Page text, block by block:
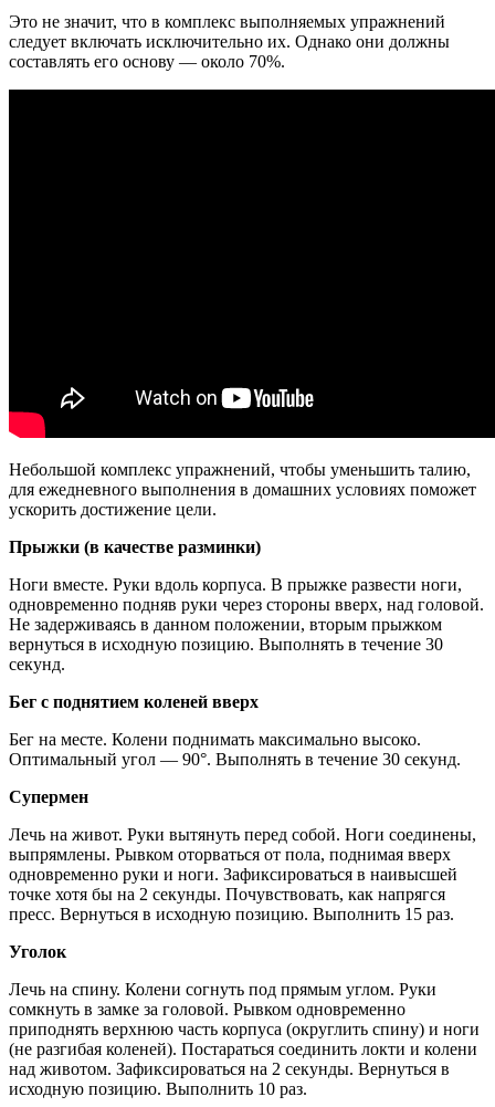
Это не значит, что в комплекс выполняемых упражнений
следует включать исключительно их. Однако они должны
составлять его основу — около 70%.
Небольшой комплекс упражнений, чтобы уменьшить талию,
для ежедневного выполнения в домашних условиях поможет
ускорить достижение цели.
Прыжки (в качестве разминки)
Ноги вместе. Руки вдоль корпуса. В прыжке развести ноги,
одновременно подняв руки через стороны вверх, над головой.
Не задерживаясь в данном положении, вторым прыжком
вернуться в исходную позицию. Выполнять в течение 30
секунд.
Бег с поднятием коленей вверх
Бег на месте. Колени поднимать максимально высоко.
Оптимальный угол — 90°. Выполнять в течение 30 секунд.
Супермен
Лечь на живот. Руки вытянуть перед собой. Ноги соединены,
выпрямлены. Рывком оторваться от пола, поднимая вверх
одновременно руки и ноги. Зафиксироваться в наивысшей
точке хотя бы на 2 секунды. Почувствовать, как напрягся
пресс. Вернуться в исходную позицию. Выполнить 15 раз.
Уголок
Лечь на спину. Колени согнуть под прямым углом. Руки
сомкнуть в замке за головой. Рывком одновременно
приподнять верхнюю часть корпуса (округлить спину) и ноги
(не разгибая коленей). Постараться соединить локти и колени
над животом. Зафиксироваться на 2 секунды. Вернуться в
исходную позицию. Выполнить 10 раз.